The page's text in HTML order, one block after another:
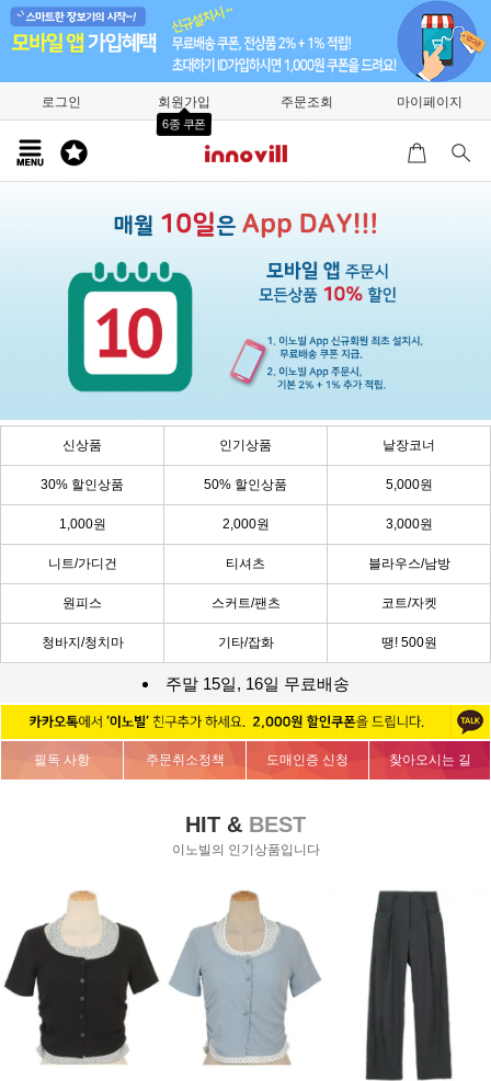
로그인 회원가입
6종 쿠폰
주문조회 마이페이지
신상품 인기상품 낱장코너
30% 할인상품 50% 할인상품 5,000원
1,000원 2,000원 3,000원
니트/가디건 티셔츠 블라우스/남방
원피스 스커트/팬츠 코트/자켓
청바지/청치마 기타/잡화 땡! 500원
주말 15일, 16일 무료배송
필독 사항 주문취소정책 도매인증 신청 찾아오시는 길
HIT & BEST
이노빌의 인기상품입니다